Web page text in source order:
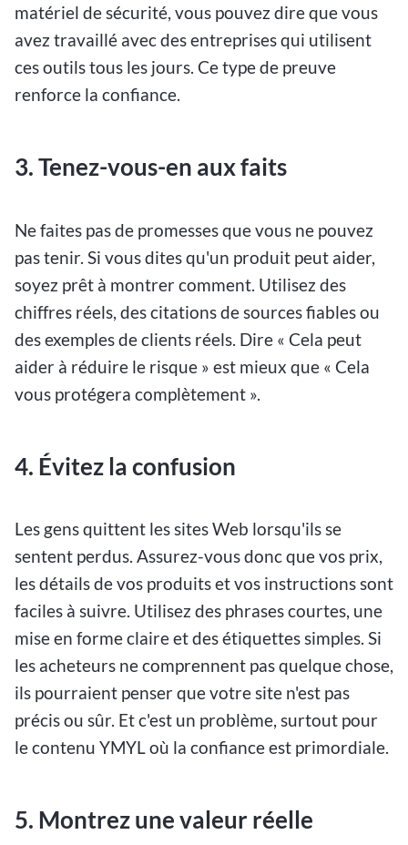
matériel de sécurité, vous pouvez dire que vous
avez travaillé avec des entreprises qui utilisent
ces outils tous les jours. Ce type de preuve
renforce la confiance.
3. Tenez-vous-en aux faits
Ne faites pas de promesses que vous ne pouvez
pas tenir. Si vous dites qu'un produit peut aider,
soyez prêt à montrer comment. Utilisez des
chiffres réels, des citations de sources fiables ou
des exemples de clients réels. Dire « Cela peut
aider à réduire le risque » est mieux que « Cela
vous protégera complètement ».
4. Évitez la confusion
Les gens quittent les sites Web lorsqu'ils se
sentent perdus. Assurez-vous donc que vos prix,
les détails de vos produits et vos instructions sont
faciles à suivre. Utilisez des phrases courtes, une
mise en forme claire et des étiquettes simples. Si
les acheteurs ne comprennent pas quelque chose,
ils pourraient penser que votre site n'est pas
précis ou sûr. Et c'est un problème, surtout pour
le contenu YMYL où la confiance est primordiale.
5. Montrez une valeur réelle